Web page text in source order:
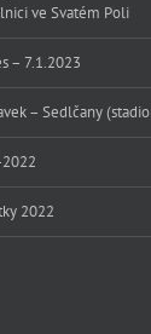
ve Svatém Poli
– 7.1.2023
– Sedlčany
2022